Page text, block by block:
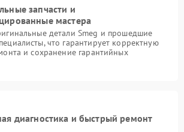
запчасти и
мастера
детали Smeg и прошедшие
что гарантирует корректную
и сохранение гарантийных
диагностика и быстрый ремонт